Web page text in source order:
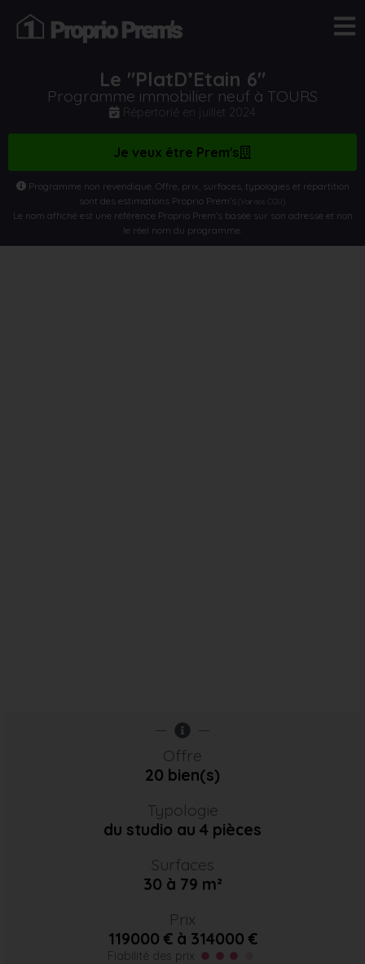
Le "PlatD’Etain 6"
Programme immobilier neuf à TOURS
Répertorié en juillet 2024
Je veux être Prem's
Programme non revendiqué. Offre, prix, surfaces, typologies et répartition
sont des estimations Proprio Prem’s(Voir nos CGU)
Le nom affiché est une référence Proprio Prem’s basée sur son adresse et non
le réel nom du programme.
Offre
20 bien(s)
Typologie
du studio au 4 pièces
Surfaces
30 à 79 m²
Prix
119000 € à 314000 €
Fiabilité des prix